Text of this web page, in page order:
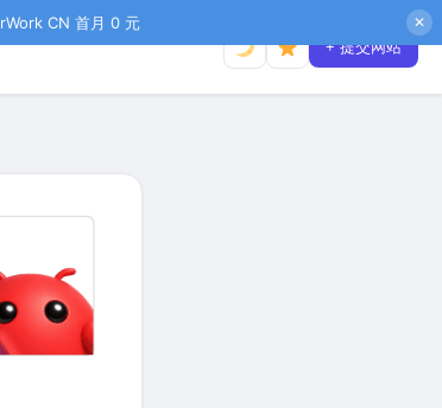
CN 首月 0 元 ✕
+ 提交网站